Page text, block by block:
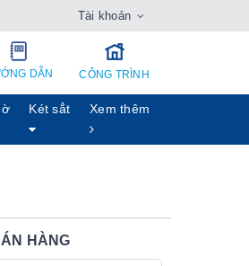
Tài khoản
DẪN CÔNG TRÌNH
Két sẳt Xem thêm
HÀNG